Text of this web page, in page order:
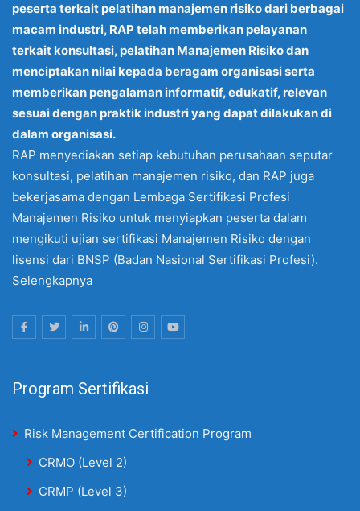
peserta terkait pelatihan manajemen risiko dari berbagai
macam industri, RAP telah memberikan pelayanan
terkait konsultasi, pelatihan Manajemen Risiko dan
menciptakan nilai kepada beragam organisasi serta
memberikan pengalaman informatif, edukatif, relevan
sesuai dengan praktik industri yang dapat dilakukan di
dalam organisasi.
RAP menyediakan setiap kebutuhan perusahaan seputar
konsultasi, pelatihan manajemen risiko, dan RAP juga
bekerjasama dengan Lembaga Sertifikasi Profesi
Manajemen Risiko untuk menyiapkan peserta dalam
mengikuti ujian sertifikasi Manajemen Risiko dengan
lisensi dari BNSP (Badan Nasional Sertifikasi Profesi).
Selengkapnya
Program Sertifikasi
Risk Management Certification Program
CRMO (Level 2)
CRMP (Level 3)